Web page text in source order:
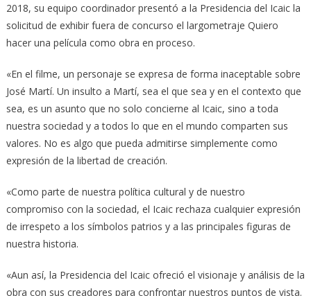
2018, su equipo coordinador presentó a la Presidencia del Icaic la
solicitud de exhibir fuera de concurso el largometraje Quiero
hacer una película como obra en proceso.
«En el filme, un personaje se expresa de forma inaceptable sobre
José Martí. Un insulto a Martí, sea el que sea y en el contexto que
sea, es un asunto que no solo concierne al Icaic, sino a toda
nuestra sociedad y a todos lo que en el mundo comparten sus
valores. No es algo que pueda admitirse simplemente como
expresión de la libertad de creación.
«Como parte de nuestra política cultural y de nuestro
compromiso con la sociedad, el Icaic rechaza cualquier expresión
de irrespeto a los símbolos patrios y a las principales figuras de
nuestra historia.
«Aun así, la Presidencia del Icaic ofreció el visionaje y análisis de la
obra con sus creadores para confrontar nuestros puntos de vista.